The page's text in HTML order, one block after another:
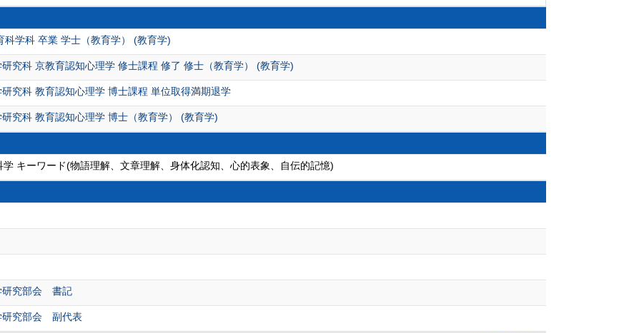
科学科 卒業 学士（教育学） (教育学)
究科 京教育認知心理学 修士課程 修了 修士（教育学） (教育学)
究科 教育認知心理学 博士課程 単位取得満期退学
究科 教育認知心理学 博士（教育学） (教育学)
キーワード(物語理解、文章理解、身体化認知、心的表象、自伝的記憶)
研究部会 書記
研究部会 副代表